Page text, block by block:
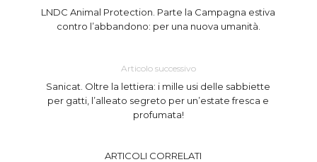
LNDC Animal Protection. Parte la Campagna estiva
contro l’abbandono: per una nuova umanità.
Articolo successivo
Sanicat. Oltre la lettiera: i mille usi delle sabbiette
per gatti, l’alleato segreto per un’estate fresca e
profumata!
ARTICOLI CORRELATI